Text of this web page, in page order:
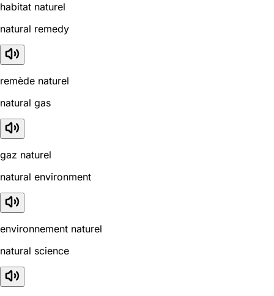
habitat naturel
natural remedy
remède naturel
natural gas
gaz naturel
natural environment
environnement naturel
natural science